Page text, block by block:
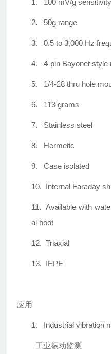
1. 100 mV/g sensitivity
2. 50g range
3. 0.5 to 3,000 Hz
4. 4-pin Bayonet style
5. 1/4-28 thru hole
6. 113 grams
7. Stainless steel
8. Hermetic
9. Case isolated
10. Internal Faraday
11.
Available with
al boot
12. Triaxial
13. IEPE
应用
1. Industrial vibration
工业振动监测